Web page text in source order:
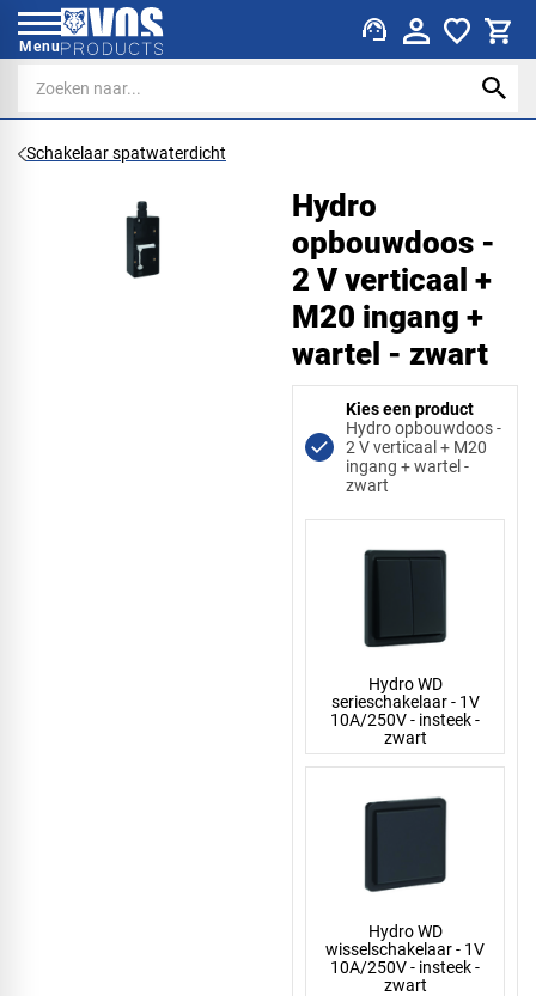
Menu support_agent
Schakelaar spatwaterdicht
Hydro
opbouwdoos -
2 V verticaal +
M20 ingang +
wartel - zwart
Kies een product
Hydro opbouwdoos -
2 V verticaal + M20
ingang + wartel -
zwart
Hydro WD
serieschakelaar - 1V
10A/250V - insteek -
zwart
Hydro WD
wisselschakelaar - 1V
10A/250V - insteek -
zwart